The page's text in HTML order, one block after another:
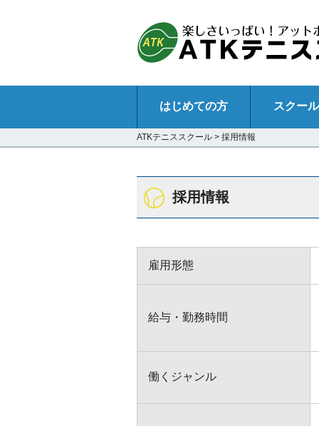
はじめての方 スクー
ATKテニススクール > 採用情報
採用情報
雇用形態
給与・勤務時間
働くジャンル